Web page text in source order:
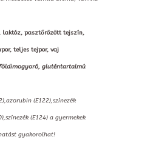
laktóz, pasztőrözött tejszín,
teljes tejpor, vaj
gluténtartalmú
(E122),színezék
(E124) a gyermekek
gyakorolhat!